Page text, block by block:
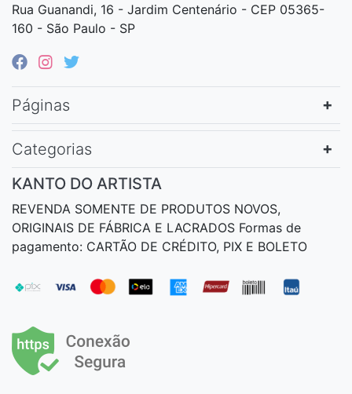
Rua Guanandi, 16 - Jardim Centenário - CEP 05365-
160 - São Paulo - SP
Páginas
Categorias
KANTO DO ARTISTA
REVENDA SOMENTE DE PRODUTOS NOVOS,
ORIGINAIS DE FÁBRICA E LACRADOS Formas de
pagamento: CARTÃO DE CRÉDITO, PIX E BOLETO